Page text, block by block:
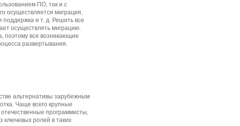
ПО, так и с
осуществляется миграция,
поддержка и т. д. Решить все
осуществлять миграцию.
поэтому все возникающие
развертывания.
альтернативы зарубежным
Чаще всего крупные
программисты,
ключевых ролей в таких